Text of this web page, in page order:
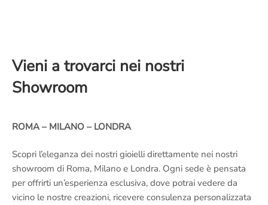
Vieni a trovarci nei nostri
Showroom
ROMA – MILANO – LONDRA
Scopri l’eleganza dei nostri gioielli direttamente nei nostri
showroom di Roma, Milano e Londra. Ogni sede è pensata
per offrirti un’esperienza esclusiva, dove potrai vedere da
vicino le nostre creazioni, ricevere consulenza personalizzata